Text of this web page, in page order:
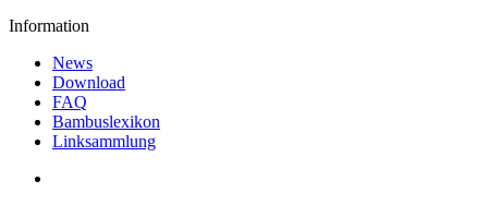
Information
News
Download
FAQ
Bambuslexikon
Linksammlung